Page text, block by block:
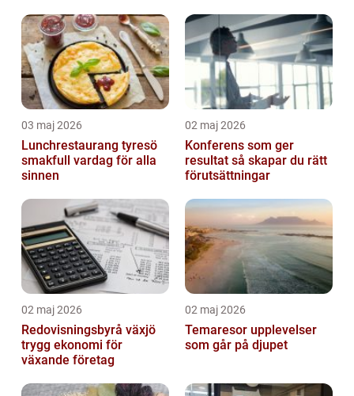
03 maj 2026
Lunchrestaurang tyresö
smakfull vardag för alla
sinnen
02 maj 2026
Konferens som ger
resultat så skapar du rätt
förutsättningar
02 maj 2026
Redovisningsbyrå växjö
trygg ekonomi för
växande företag
02 maj 2026
Temaresor upplevelser
som går på djupet